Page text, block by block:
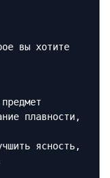
вы хотите
плавности,
ясность,